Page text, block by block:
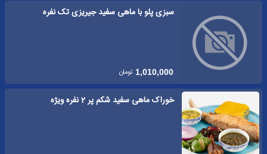
سبزی پلو با ماهی سفید جیریزی تک نفره
1,010,000 تومان
خوراک ماهی سفید شکم پر 2 نفره ویژه